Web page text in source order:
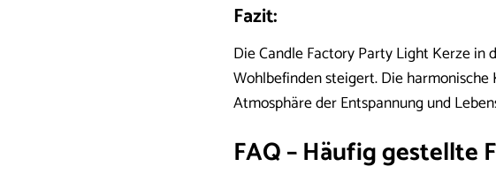
Fazit:
Die Candle Factory Party Light Kerze
Wohlbefinden steigert. Die
Atmosphäre der Entspannung und
FAQ – Häufig gestellte